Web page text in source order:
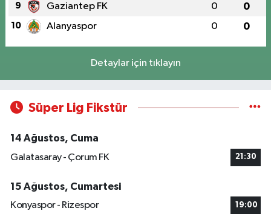
9 Gaziantep FK 0 0
10 Alanyaspor 0 0
Detaylar için tıklayın
Süper Lig Fikstür
14 Ağustos, Cuma
Galatasaray - Çorum FK
21:30
15 Ağustos, Cumartesi
Konyaspor - Rizespor
19:00